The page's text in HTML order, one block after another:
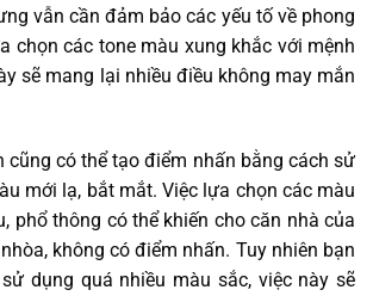
vẫn cần đảm bảo các yếu tố về phong
chọn các tone màu xung khắc với mệnh
sẽ mang lại nhiều điều không may mắn
cũng có thể tạo điểm nhấn bằng cách sử
mới lạ, bắt mắt. Việc lựa chọn các màu
phổ thông có thể khiến cho căn nhà của
không có điểm nhấn. Tuy nhiên bạn
dụng quá nhiều màu sắc, việc này sẽ